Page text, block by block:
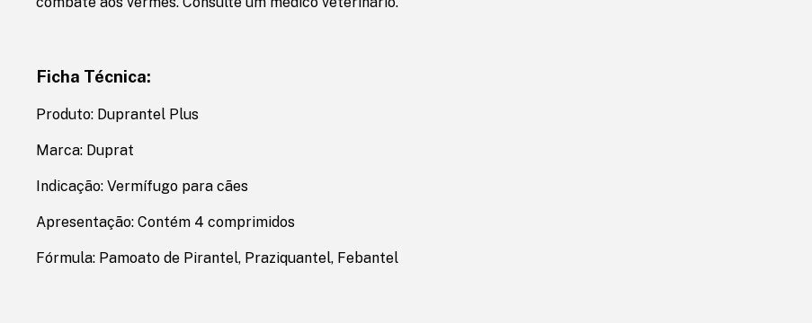
Ficha Técnica:
Produto: Duprantel Plus
Marca: Duprat
Indicação: Vermífugo para cães
Apresentação: Contém 4 comprimidos
Fórmula: Pamoato de Pirantel, Praziquantel, Febantel